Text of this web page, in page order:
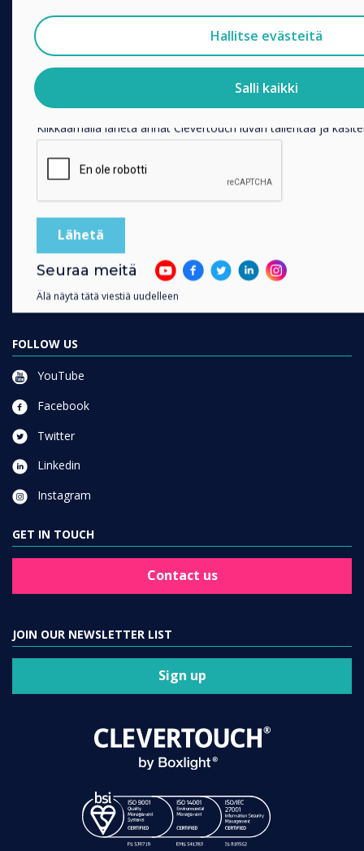
Room Booking
Software
Unified Comms
Accessories
Collaboration
Enterprise
Healthcare
HEFE
Customer stories
Work From Home
FOLLOW US
YouTube
Facebook
Twitter
Linkedin
Instagram
GET IN TOUCH
Contact us
JOIN OUR NEWSLETTER LIST
Sign up
Hallitse evästeitä
Salli kaikki
Haluamme ottaa sinuun yhteyttä tuotteistamme ja
puhelimitse tai postitse.
Suostun vastaanottamaan viestejä Clevertouch.
Tietoja siitä, miten keräämme ja käytämme henkilötietojasi,
tietosuojaselosteessamme
Klikkaamalla lähetä annat Clevertouch luvan tallentaa ja
Seuraa meitä
Älä näytä tätä viestiä uudelleen